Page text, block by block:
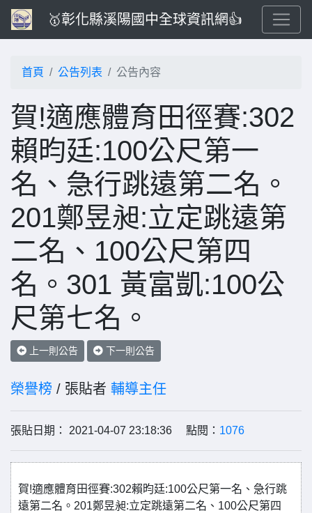
🥇彰化縣溪陽國中全球資訊網👍
首頁 公告列表 公告內容
賀!適應體育田徑賽:302
賴昀廷:100公尺第一
名、急行跳遠第二名。
201鄭昱昶:立定跳遠第
二名、100公尺第四
名。301 黃富凱:100公
尺第七名。
上一則公告 下一則公告
榮譽榜 / 張貼者 輔導主任
張貼日期： 2021-04-07 23:18:36 點閱： 1076
賀!適應體育田徑賽:302賴昀廷:100公尺第一名、急行跳
遠第二名。201鄭昱昶:立定跳遠第二名、100公尺第四